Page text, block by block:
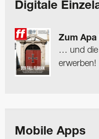
Digitale
Zum
… und die
erwerben!
Mobile Apps